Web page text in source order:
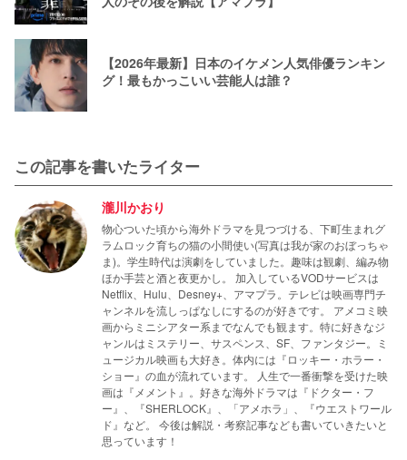
【2026年最新】日本のイケメン人気俳優ランキン
グ！最もかっこいい芸能人は誰？
この記事を書いたライター
瀧川かおり
物心ついた頃から海外ドラマを見つづける、下町生まれグ
ラムロック育ちの猫の小間使い(写真は我が家のおぼっちゃ
ま)。学生時代は演劇をしていました。趣味は観劇、編み物
ほか手芸と酒と夜更かし。 加入しているVODサービスは
Netflix、Hulu、Desney+、アマプラ。テレビは映画専門チ
ャンネルを流しっぱなしにするのが好きです。 アメコミ映
画からミニシアター系までなんでも観ます。特に好きなジ
ャンルはミステリー、サスペンス、SF、ファンタジー。ミ
ュージカル映画も大好き。体内には『ロッキー・ホラー・
ショー』の血が流れています。 人生で一番衝撃を受けた映
画は『メメント』。好きな海外ドラマは『ドクター・フ
ー』、『SHERLOCK』、「アメホラ」、『ウエストワール
ド』など。 今後は解説・考察記事なども書いていきたいと
思っています！